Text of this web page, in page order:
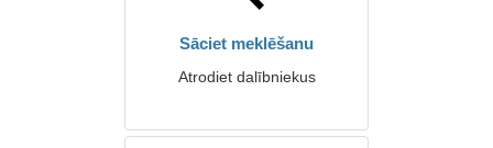
Sāciet meklēšanu
Atrodiet dalībniekus